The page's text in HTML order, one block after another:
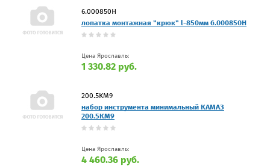
6.000850H
лопатка монтажная "крюк" l-850мм 6.000850H
Цена Ярославль:
1 330.82 руб.
200.5КМ9
набор инструмента минимальный КАМАЗ
200.5КМ9
Цена Ярославль:
4 460.36 руб.